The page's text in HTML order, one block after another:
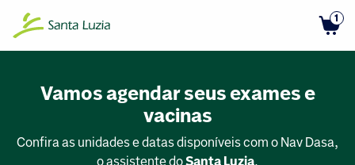
1
Vamos agendar seus exames e
vacinas
Confira as unidades e datas disponíveis com o Nav Dasa,
o assistente doSanta Luzia.